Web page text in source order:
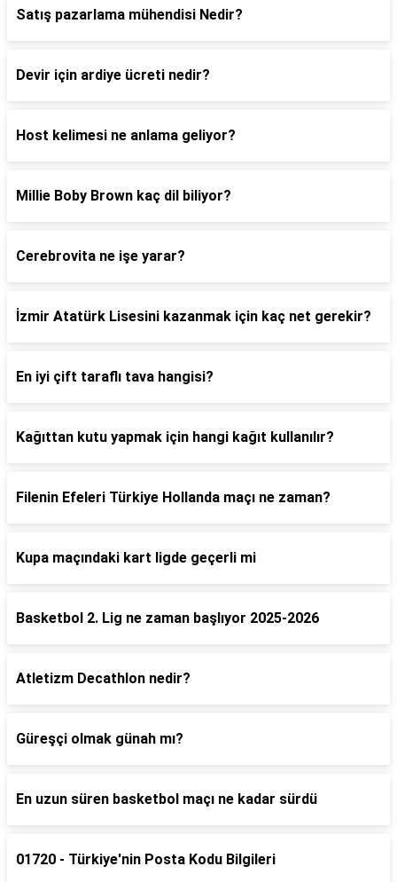
Satış pazarlama mühendisi Nedir?
Devir için ardiye ücreti nedir?
Host kelimesi ne anlama geliyor?
Millie Boby Brown kaç dil biliyor?
Cerebrovita ne işe yarar?
İzmir Atatürk Lisesini kazanmak için kaç net gerekir?
En iyi çift taraflı tava hangisi?
Kağıttan kutu yapmak için hangi kağıt kullanılır?
Filenin Efeleri Türkiye Hollanda maçı ne zaman?
Kupa maçındaki kart ligde geçerli mi
Basketbol 2. Lig ne zaman başlıyor 2025-2026
Atletizm Decathlon nedir?
Güreşçi olmak günah mı?
En uzun süren basketbol maçı ne kadar sürdü
01720 - Türkiye'nin Posta Kodu Bilgileri